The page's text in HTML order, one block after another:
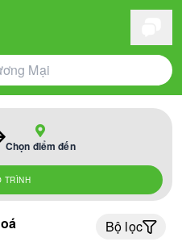
Chọn điểm đến
TRÌNH
Bộ lọc